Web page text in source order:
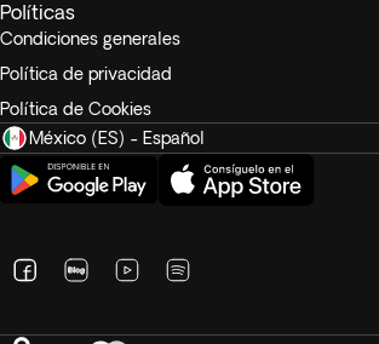
Políticas
Condiciones generales
Política de privacidad
Política de Cookies
México (ES) - Español